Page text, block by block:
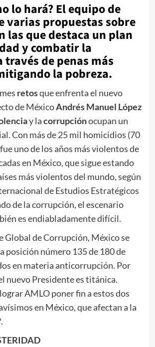
lo hará? El equipo de
varias propuestas sobre
las que destaca un plan
y combatir la
de penas más
la pobreza.
retosque enfrenta el nuevo
de MéxicoAndrés Manuel López
y lacorrupciónocupan un
Con más de 25 mil homicidios (70
uno de los años más violentos de
en México, que sigue estando
más violentos del mundo, según
de Estudios Estratégicos
de la corrupción, el escenario
es endiabladamente difícil.
Global de Corrupción, México se
posición número 135 de 180 de
en materia anticorrupción. Por
nuevo Presidente es titánica.
AMLO poner fin a estos dos
en México, que afectan a la